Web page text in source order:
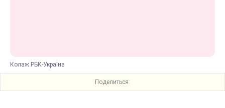
Колаж РБК-Україна
Поделиться: